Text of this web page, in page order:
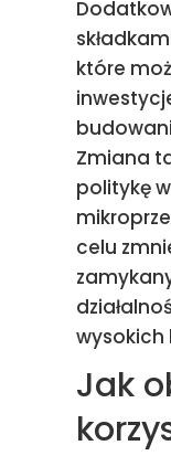
które
Zmiana
politykę
celu
wysokich
Jak